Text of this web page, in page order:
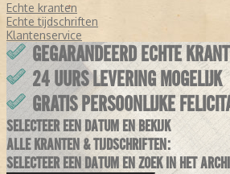
Echte kranten
Echte tijdschriften
Klantenservice
GEGARANDEERD ECHTE
24 UURS LEVERING MOGELIJK
GRATIS PERSOONLIJKE
SELECTEER EEN DATUM EN BEKIJK
ALLE KRANTEN & TIJDSCHRIFTEN:
SELECTEER EEN DATUM EN ZOEK IN HET